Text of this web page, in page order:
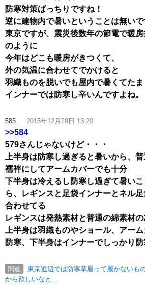
防寒対策ばっちりですね！
逆に建物内で暑いということは無いで
東京ですが、震災後数年の節電で暖
のように
今年はどこも暖房がきつくて、
外の気温に合わせてでかけると
羽織ものを脱いでも屋内で暑くてたま
インナーでは防寒し辛いんですよね。
585: 2015年12月29日 13:20
>>584
579さんじゃないけど・・・
上半身は防寒し過ぎると暑いから、
襦袢にしてアームカバーでも十分
下半身は冷えるし防寒し過ぎて暑い
ら、レギンスと足袋インナーとネル
合わせてる
レギンスは発熱素材と普通の綿素材の
上半身は羽織ものやショール、アー
防寒、下半身はインナーでしっかり
関連
東京近辺では防寒草履って履かないも
から欲しいなと…